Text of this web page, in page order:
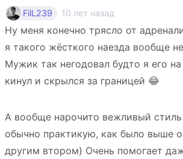
FilL239 10 лет назад
Ну меня конечно трясло от
я такого жёсткого наезда вообще
Мужик так негодовал будто я его
кинул и скрылся за границей 😂
А вообще нарочито вежливый
обычно практикую, как было выше
другим втором) Очень помогает